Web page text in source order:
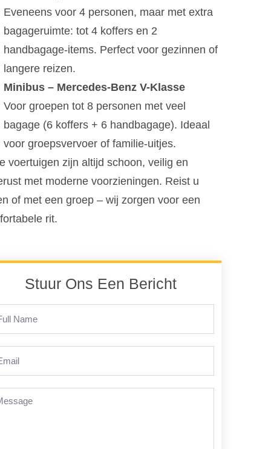
Eveneens voor 4 personen, maar met extra
bagageruimte: tot 4 koffers en 2
handbagage-items. Perfect voor gezinnen of
langere reizen.
Minibus – Mercedes-Benz V-Klasse
Voor groepen tot 8 personen met veel
bagage (6 koffers + 6 handbagage). Ideaal
voor groepsvervoer of familie-uitjes.
voertuigen zijn altijd schoon, veilig en
met moderne voorzieningen. Reist u
of met een groep – wij zorgen voor een
rit.
Stuur Ons Een Bericht